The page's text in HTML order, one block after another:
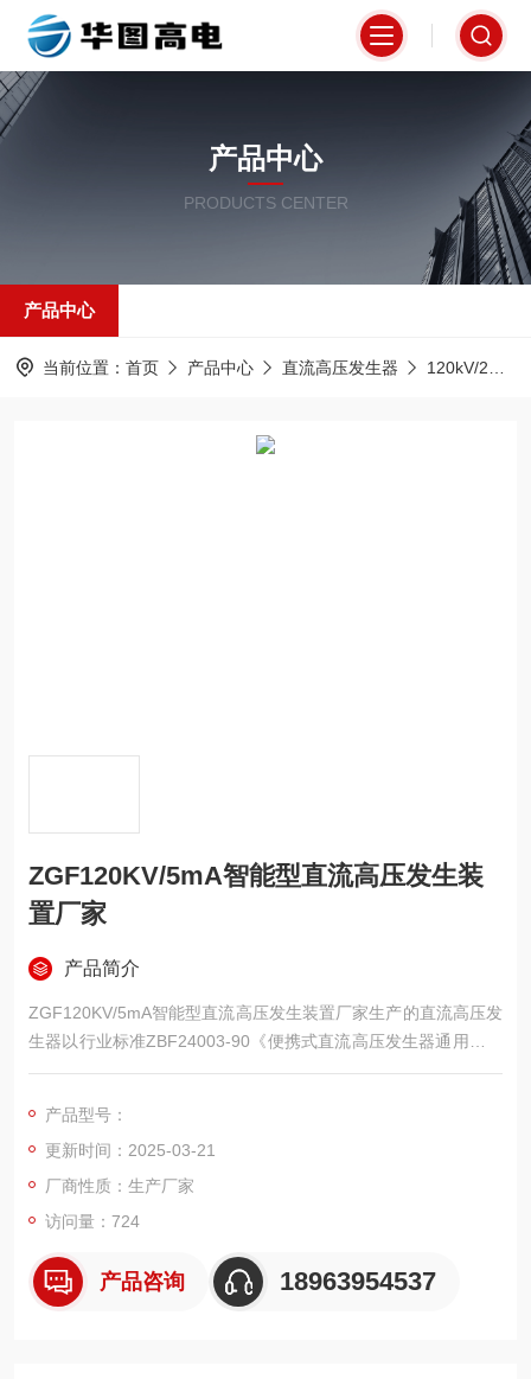
产品中心
PRODUCTS CENTER
产品中心
当前位置： 首页 产品中心 直流高压发生器 120kV/2mA直流高压发生器
ZGF120KV/5mA智能型直流高压发生装
置厂家
产品简介
ZGF120KV/5mA智能型直流高压发生装置厂家生产的直流高压发
生器以行业标准ZBF24003-90《便携式直流高压发生器通用技术
条件》为设计依据。产品适用于电力、铁路、化工、发电厂等部
备进行直流耐压试验。
产品型号：
更新时间：2025-03-21
厂商性质：生产厂家
访问量：724
产品咨询 18963954537